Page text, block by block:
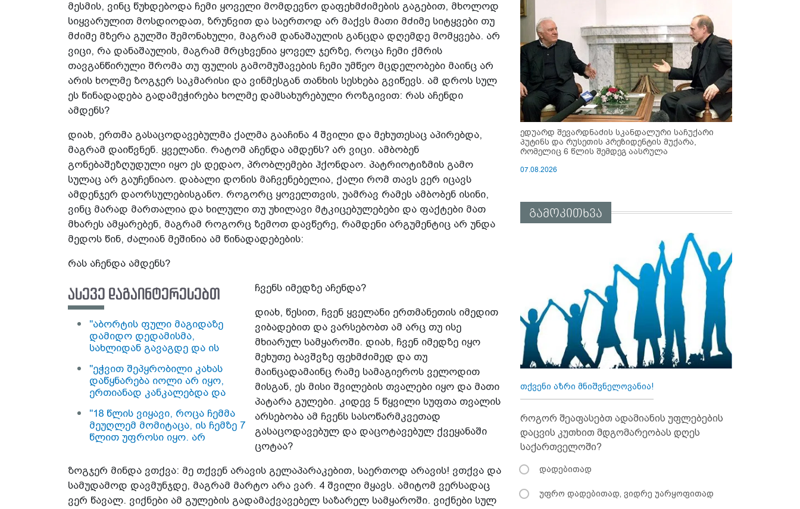
მესმის, ვინც წუხდებოდა ჩემი ყოველი მომდევნო დაფეხმძიმების გაგებით, მხოლოდ
სიყვარულით მოსდიოდათ, ზრუნვით და საერთოდ არ მაქვს მათი მძიმე სიტყვები თუ
მძიმე მზერა გულში შემონახული, მაგრამ დანაშაულის განცდა დღემდე მომყვება. არ
ვიცი, რა დანაშაულის, მაგრამ მრცხვენია ყოველ ჯერზე, როცა ჩემი ქმრის
თავგანწირული შრომა თუ ფულის გამომუშავების ჩემი უმწეო მცდელობები მაინც არ
არის ხოლმე ზოგჯერ საკმარისი და ვინმესგან თანხის სესხება გვიწევს. ამ დროს სულ
ეს წინადადება გადამეჭირება ხოლმე დამსახურებული როზგივით: რას აჩენდი
ამდენს?
დიახ, ერთმა გასაცოდავებულმა ქალმა გააჩინა 4 შვილი და მეხუთესაც აპირებდა,
მაგრამ დაიწვნენ. ყველანი. რატომ აჩენდა ამდენს? არ ვიცი. ამბობენ
გონებაშეზღუდული იყო ეს დედაო, პრობლემები ჰქონდაო. პატრიოტიზმის გამო
სულაც არ გაუჩენიაო. დაბალი დონის მაჩვენებელია, ქალი რომ თავს ვერ იცავს
ამდენჯერ დაორსულებისგანო. როგორც ყოველთვის, უამრავ რამეს ამბობენ ისინი,
ვინც მარად მართალია და ხილული თუ უხილავი მტკიცებულებები და ფაქტები მათ
მხარეს ამყარებენ, მაგრამ როგორც ზემოთ დავწერე, რამდენი არგუმენტიც არ უნდა
მედოს წინ, ძალიან მეშინია ამ წინადადებების:
რას აჩენდა ამდენს?
ასევე დაგაინტერესებთ
"აბორტის ფული მაგიდაზე
დამიდო დედამისმა,
სახლიდან გავაგდე და ის
ცოლი მოაყვანინა...
ორსულობის გამო, დედაჩემმა
მცემა კიდეც, მამაშენი
მოგკლავსო" - 1 000
დოლარად გაყიდული ჩვილის
დედის ემოციური აღსარება
"ეჭვით შეპყრობილი­ კახას
დაწყნარება იოლი არ იყო,
ერთიანად კანკალებდა და
ცოლს..." - როცა ქმარი
მოძალადეა...
"18 წლის ვიყავი, როცა ჩემმა
მეუღლემ მომიტაცა, ის ჩემზე 7
წლით უფროსი იყო. არ
მსხვერპლი ქალის ისტორია
ჩვენს იმედზე აჩენდა?
დიახ, წესით, ჩვენ ყველანი ერთმანეთის იმედით
ვიბადებით და ვარსებობთ ამ არც თუ ისე
მხიარულ სამყაროში. დიახ, ჩვენ იმედზე იყო
მეხუთე ბავშვზე ფეხმძიმედ და თუ
მაინცადამაინც რამე სამაგიეროს ველოდით
მისგან, ეს მისი შვილების თვალები იყო და მათი
პატარა გულები. კიდევ 5 წყვილი სუფთა თვალის
არსებობა ამ ჩვენს სასოწარმკვეთად
გასაცოდავებულ და დაცოტავებულ ქვეყანაში
ცოტაა?
ზოგჯერ მინდა ვთქვა: მე თქვენ არავის გელაპარაკებით, საერთოდ არავის! ვთქვა და
სამუდამოდ დავმუნჯდე, მაგრამ მარტო არა ვარ. 4 შვილი მყავს. ამიტომ ვერსადაც
ვერ წავალ. ვიქნები ამ გულების გადამაქვავებელ საზარელ სამყაროში. ვიქნები სულ
ედუარდ შევარდნაძის სკანდალური საჩუქარი
პუტინს და რუსეთის პრეზიდენტის მუქარა,
რომელიც 6 წლის შემდეგ აასრულა
07.08.2026
გამოკითხვა
თქვენი აზრი მნიშვნელოვანია!
როგორ შეაფასებთ ადამიანის უფლებების
დაცვის კუთხით მდგომარეობას დღეს
საქართველოში?
დადებითად
უფრო დადებითად, ვიდრე უარყოფითად